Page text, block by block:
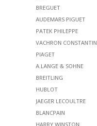
BREGUET
AUDEMARS PIGUET
PATEK PHILEPPE
VACHRON CONSTANTIN
PIAGET
A.LANGE & SOHNE
BREITLING
HUBLOT
JAEGER LECOULTRE
BLANCPAIN
HARRY WINSTON